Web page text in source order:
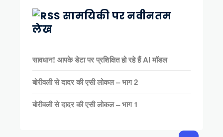
सामयिकी पर नवीनतम
लेख
सावधान! आपके डेटा पर प्रशिक्षित हो रहे हैं AI मॉडल
बोरीवली से दादर की एसी लोकल – भाग 2
बोरीवली से दादर की एसी लोकल – भाग 1